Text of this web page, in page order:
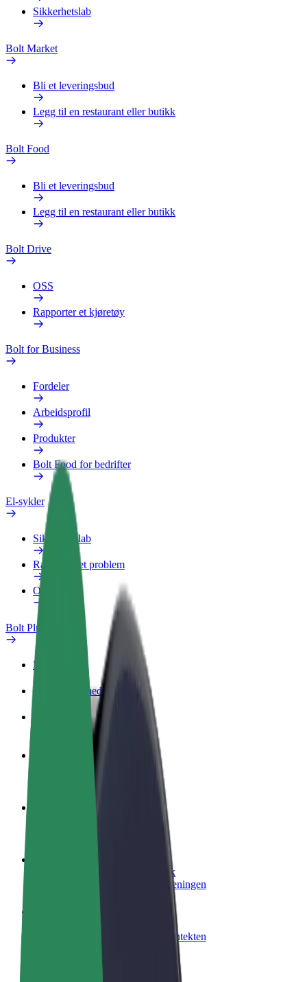
Sikkerhetslab
Bolt Market
Bli et leveringsbud
Legg til en restaurant eller butikk
Bolt Food
Bli et leveringsbud
Legg til en restaurant eller butikk
Bolt Drive
OSS
Rapporter et kjøretøy
Bolt for Business
Fordeler
Arbeidsprofil
Produkter
Bolt Food for bedrifter
El-sykler
Sikkerhetslab
Rapporter et problem
OSS
Bolt Pluss
Fordeler
Slik blir du med
Tjen penger på egne vilkår
Lever mat og få betalt ukentlig
Legg til en restaurant eller butikk
Nå ut til flere kunder og øk inntjeningen
Legg til flåten din i Bolt og øk inntekten